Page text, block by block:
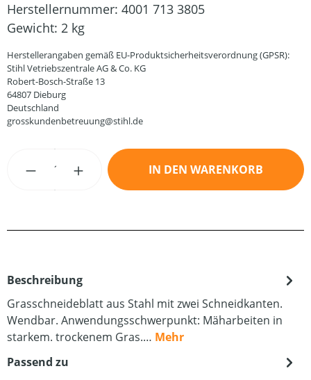
Herstellernummer: 4001 713 3805
Gewicht: 2 kg
Herstellerangaben gemäß EU-Produktsicherheitsverordnung (GPSR):
Stihl Vetriebszentrale AG & Co. KG
Robert-Bosch-Straße 13
64807 Dieburg
Deutschland
grosskundenbetreuung@stihl.de
Produkt Anzahl: Gib den gewünschten
IN DEN WARENKORB
Beschreibung
Grasschneideblatt aus Stahl mit zwei Schneidkanten.
Wendbar. Anwendungsschwerpunkt: Mäharbeiten in
starkem. trockenem Gras.… Mehr
Passend zu